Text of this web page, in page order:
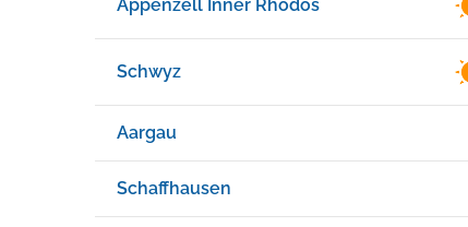
Appenzell Inner Rhodos
Schwyz
Aargau
Schaffhausen